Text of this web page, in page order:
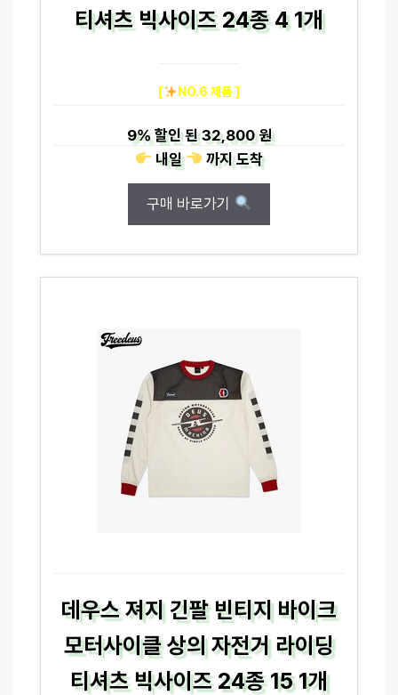
티셔츠 빅사이즈 24종 4 1개
[ NO.6 제품 ]
9%할인 된32,800 원
내일
까지도착
구매 바로가기
데우스 져지 긴팔 빈티지 바이크
모터사이클 상의 자전거 라이딩
티셔츠 빅사이즈 24종 15 1개